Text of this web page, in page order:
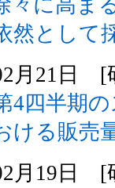
々に高ま
然として
月21日 [
4四半期
ける販売
月19日 [